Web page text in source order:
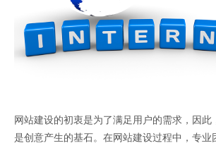
网站建设的初衷是为了满足用户的需求，因此
是创意产生的基石。在网站建设过程中，专业